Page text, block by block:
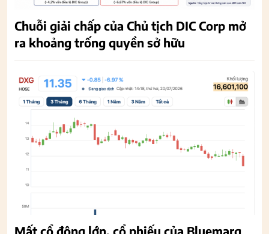
Chuỗi giải chấp của Chủ tịch DIC Corp mở
ra khoảng trống quyền sở hữu
Mất cổ đông lớn, cổ phiếu của Bluemarq